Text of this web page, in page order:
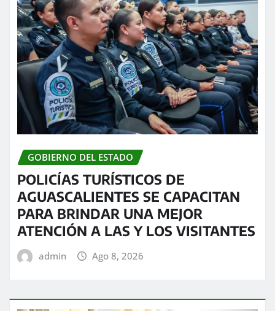
GOBIERNO DEL ESTADO
POLICÍAS TURÍSTICOS DE
AGUASCALIENTES SE CAPACITAN
PARA BRINDAR UNA MEJOR
ATENCIÓN A LAS Y LOS VISITANTES
admin Ago 8, 2026